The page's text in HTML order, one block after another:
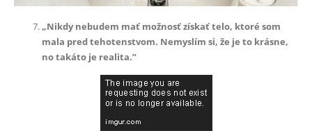
„Nikdy nebudem mať možnosť získať telo, ktoré som
mala pred tehotenstvom. Nemyslím si, že je to krásne,
no takáto je realita.”